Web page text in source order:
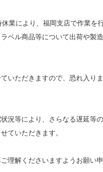
業により、福岡支店で作業を
ベル商品等について出荷や製
いただきますので、恐れ入り
況等により、さらなる遅延等
ていただきます。
理解くださいますようお願い申